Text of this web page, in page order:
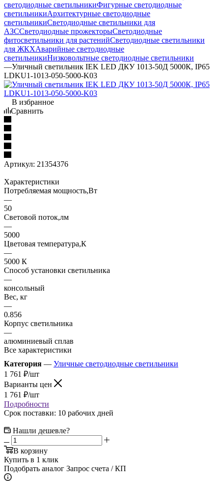
светодиодные светильникиФигурные светодиодные
светильникиАрхитектурные светодиодные
светильникиСветодиодные светильники для
АЗССветодиодные прожекторыСветодиодные
фитосветильники для растенийСветодиодные светильники
для ЖКХАварийные светодиодные
светильникиНизковольтные светодиодные светильники
—Уличный светильник IEK LED ДКУ 1013-50Д 5000К, IP65
LDKU1-1013-050-5000-K03
В избранное
Сравнить
Артикул: 21354376
Характеристики
Потребляемая мощность,Вт
—
50
Световой поток,лм
—
5000
Цветовая температура,К
—
5000 К
Способ установки светильника
—
консольный
Вес, кг
—
0.856
Корпус светильника
—
алюминиевый сплав
Все характеристики
Категория — Уличные светодиодные светильники
1 761 ₽/шт
Варианты цен
1 761 ₽/шт
Подробности
Срок поставки: 10 рабочих дней
Нашли дешевле?
В корзину
Купить в 1 клик
Подобрать аналог Запрос счета / КП